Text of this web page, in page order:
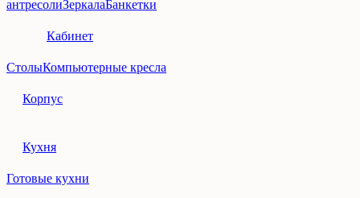
антресолиЗеркалаБанкетки
Кабинет
СтолыКомпьютерные кресла
Корпус
Кухня
Готовые кухни